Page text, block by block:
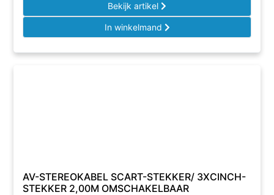
Bekijk artikel
In winkelmand
AV-STEREOKABEL SCART-STEKKER/ 3XCINCH-
STEKKER 2,00M OMSCHAKELBAAR